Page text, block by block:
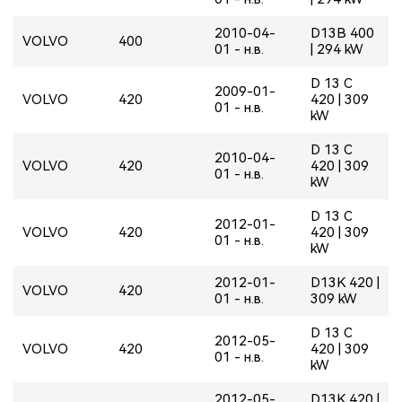
VOLVO 400
2010-04-
01 - н.в.
D13B 400
| 294 kW
VOLVO 420
2009-01-
01 - н.в.
D 13 C
420 | 309
kW
VOLVO 420
2010-04-
01 - н.в.
D 13 C
420 | 309
kW
VOLVO 420
2012-01-
01 - н.в.
D 13 C
420 | 309
kW
VOLVO 420
2012-01-
01 - н.в.
D13K 420 |
309 kW
VOLVO 420
2012-05-
01 - н.в.
D 13 C
420 | 309
kW